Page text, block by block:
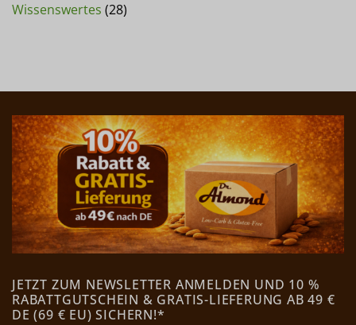
Wissenswertes (28)
JETZT ZUM NEWSLETTER ANMELDEN UND 10 %
RABATTGUTSCHEIN & GRATIS-LIEFERUNG AB 49 €
DE (69 € EU) SICHERN!*